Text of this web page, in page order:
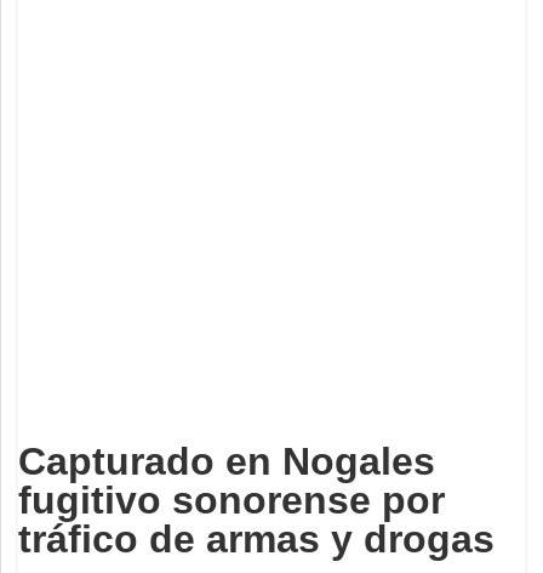
Capturado en Nogales
fugitivo sonorense por
tráfico de armas y drogas